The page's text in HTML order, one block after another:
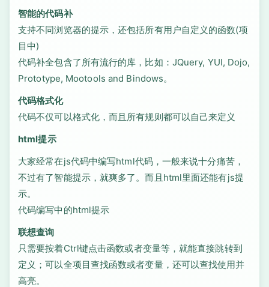
智能的代码补
支持不同浏览器的提示，还包括所有用户自定义的函数(项
目中)
代码补全包含了所有流行的库，比如：JQuery, YUI, Dojo,
Prototype, Mootools and Bindows。
代码格式化
代码不仅可以格式化，而且所有规则都可以自己来定义
html提示
大家经常在js代码中编写html代码，一般来说十分痛苦，
不过有了智能提示，就爽多了。而且html里面还能有js提
示。
代码编写中的html提示
联想查询
只需要按着Ctrl键点击函数或者变量等，就能直接跳转到
定义；可以全项目查找函数或者变量，还可以查找使用并
高亮。